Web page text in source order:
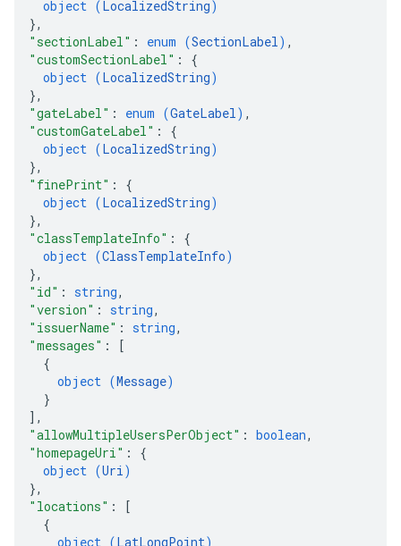
object (LocalizedString)
},
"sectionLabel" : enum (SectionLabel) ,
"customSectionLabel" : {
object (LocalizedString)
},
"gateLabel" : enum (GateLabel) ,
"customGateLabel" : {
object (LocalizedString)
},
"finePrint" : {
object (LocalizedString)
},
"classTemplateInfo" : {
object (ClassTemplateInfo)
},
"id" : string,
"version" : string,
"issuerName" : string,
"messages" :
[
{
object (Message)
}
] ,
"allowMultipleUsersPerObject" : boolean,
"homepageUri" : {
object (Uri)
},
"locations" :
[
{
object (LatLongPoint)